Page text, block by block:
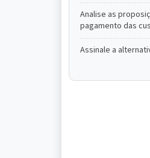
Analise as
pagamento das
Assinale a